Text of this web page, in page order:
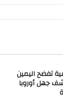
تفضح اليمين
جهل أوروبا